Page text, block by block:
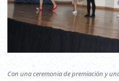
Con una ceremonia de premiación y